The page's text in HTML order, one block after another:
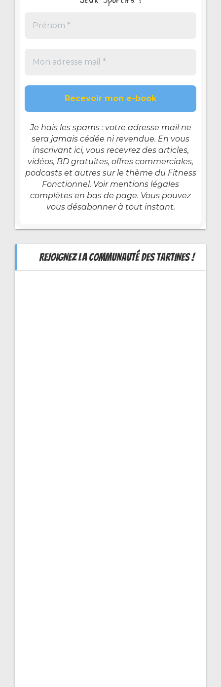
Je hais les spams : votre adresse mail ne
sera jamais cédée ni revendue. En vous
inscrivant ici, vous recevrez des articles,
vidéos, BD gratuites, offres commerciales,
podcasts et autres sur le thème du Fitness
Fonctionnel. Voir mentions légales
complètes en bas de page. Vous pouvez
vous désabonner à tout instant.
REJOIGNEZ LA COMMUNAUTÉ DES TARTINES !